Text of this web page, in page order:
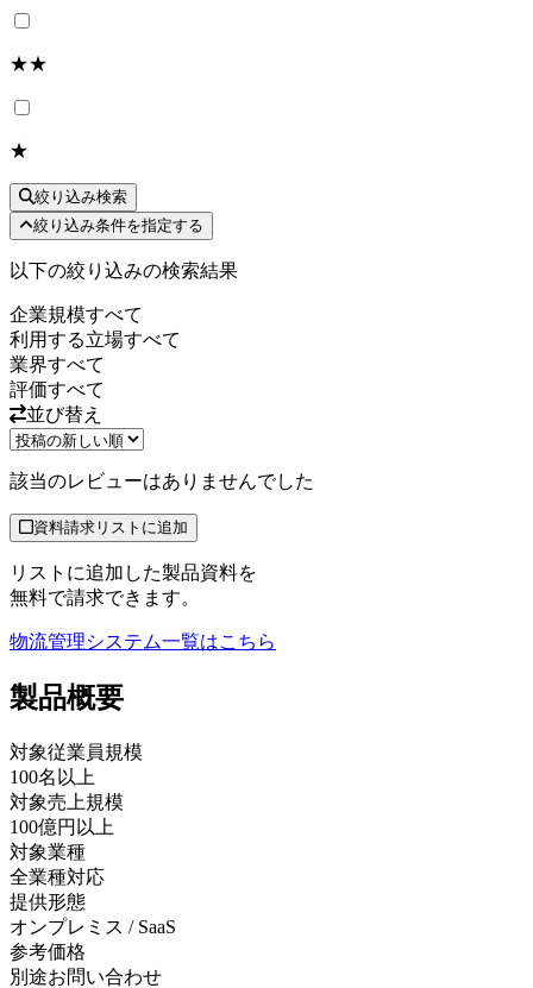
★★
★
絞り込み検索
絞り込み条件を指定する
以下の絞り込みの検索結果
企業規模すべて
利用する立場すべて
業界すべて
評価すべて
並び替え
該当のレビューはありませんでした
資料請求リストに追加
リストに追加した製品資料を
無料で請求できます。
物流管理システム一覧はこちら
製品概要
対象従業員規模
100名以上
対象売上規模
100億円以上
対象業種
全業種対応
提供形態
オンプレミス / SaaS
参考価格
別途お問い合わせ